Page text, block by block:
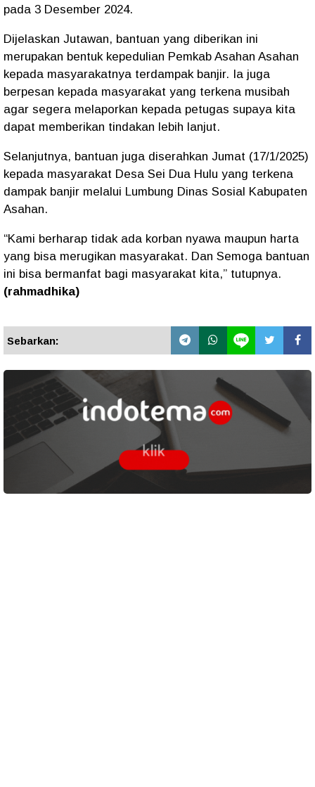
pada 3 Desember 2024.
Dijelaskan Jutawan, bantuan yang diberikan ini
merupakan bentuk kepedulian Pemkab Asahan Asahan
kepada masyarakatnya terdampak banjir. Ia juga
berpesan kepada masyarakat yang terkena musibah
agar segera melaporkan kepada petugas supaya kita
dapat memberikan tindakan lebih lanjut.
Selanjutnya, bantuan juga diserahkan Jumat (17/1/2025)
kepada masyarakat Desa Sei Dua Hulu yang terkena
dampak banjir melalui Lumbung Dinas Sosial Kabupaten
Asahan.
“Kami berharap tidak ada korban nyawa maupun harta
yang bisa merugikan masyarakat. Dan Semoga bantuan
ini bisa bermanfat bagi masyarakat kita,” tutupnya.
(rahmadhika)
Sebarkan: